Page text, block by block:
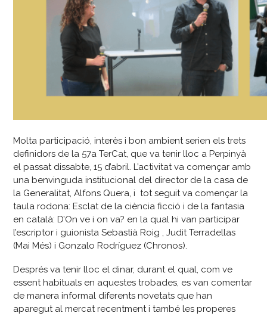
Molta participació, interès i bon ambient serien els trets
definidors de la 57a TerCat, que va tenir lloc a Perpinyà
el passat dissabte, 15 d’abril. L’activitat va començar amb
una benvinguda institucional del director de la casa de
la Generalitat, Alfons Quera, i tot seguit va començar la
taula rodona: Esclat de la ciència ficció i de la fantasia
en català: D’On ve i on va? en la qual hi van participar
l’escriptor i guionista Sebastià Roig , Judit Terradellas
(Mai Més) i Gonzalo Rodríguez (Chronos).
Després va tenir lloc el dinar, durant el qual, com ve
essent habituals en aquestes trobades, es van comentar
de manera informal diferents novetats que han
aparegut al mercat recentment i també les properes